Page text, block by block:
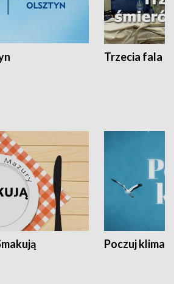
Trzecia fala -
Poczuj klimat